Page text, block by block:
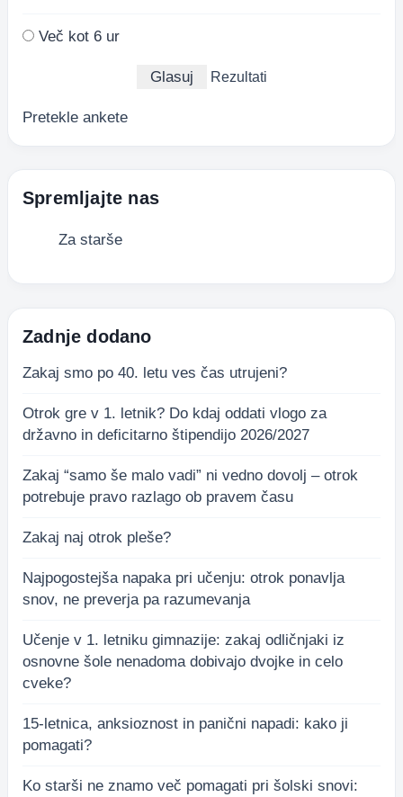
Več kot 6 ur
Rezultati
Pretekle ankete
Spremljajte nas
Za starše
Zadnje dodano
Zakaj smo po 40. letu ves čas utrujeni?
Otrok gre v 1. letnik? Do kdaj oddati vlogo za
državno in deficitarno štipendijo 2026/2027
Zakaj “samo še malo vadi” ni vedno dovolj – otrok
potrebuje pravo razlago ob pravem času
Zakaj naj otrok pleše?
Najpogostejša napaka pri učenju: otrok ponavlja
snov, ne preverja pa razumevanja
Učenje v 1. letniku gimnazije: zakaj odličnjaki iz
osnovne šole nenadoma dobivajo dvojke in celo
cveke?
15-letnica, anksioznost in panični napadi: kako ji
pomagati?
Ko starši ne znamo več pomagati pri šolski snovi: